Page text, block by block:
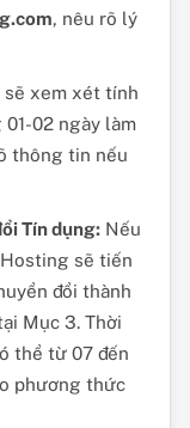
, nêu rõ lý
xem xét tính
02 ngày làm
thông tin nếu
Tín dụng:Nếu
sẽ tiến
đổi thành
Mục 3. Thời
thể từ 07 đến
phương thức